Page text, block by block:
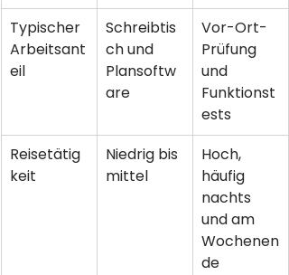
Typischer
Arbeitsant
eil
Schreibtis
ch und
Plansoftw
are
Vor-Ort-
Prüfung
und
Funktionst
ests
Reisetätig
keit
Niedrig bis
mittel
Hoch,
häufig
nachts
und am
Wochenen
de